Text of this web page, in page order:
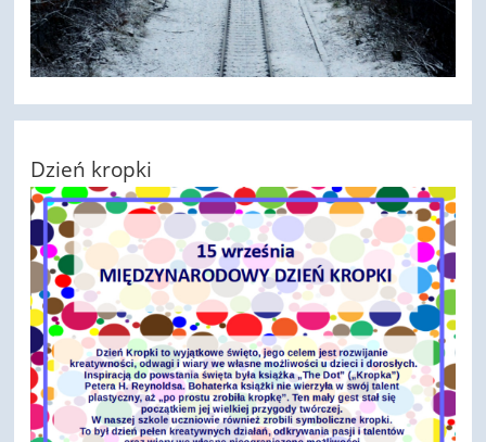
Dzień kropki